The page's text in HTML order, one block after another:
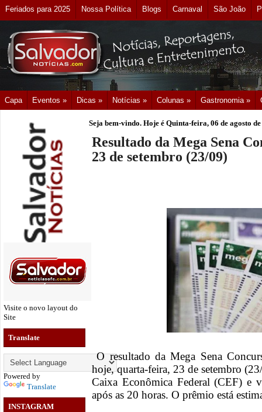
Feriados para 2025 Nossa Política Blogs Carnaval São João
Capa Eventos » Dicas » Notícias » Colunas » Gastronomia »
Visite o novo layout do
Site
Translate
Powered by
Translate
INSTAGRAM
Seja bem-vindo. Hoje é Quinta-feira, 06 de agosto
Resultado da Mega Sena
23 de setembro (23/09)
O resultado da Mega Sena
hoje, quarta-feira, 23 de setembro
Caixa Econômica Federal (CEF) e
após as 20 horas. O prêmio está